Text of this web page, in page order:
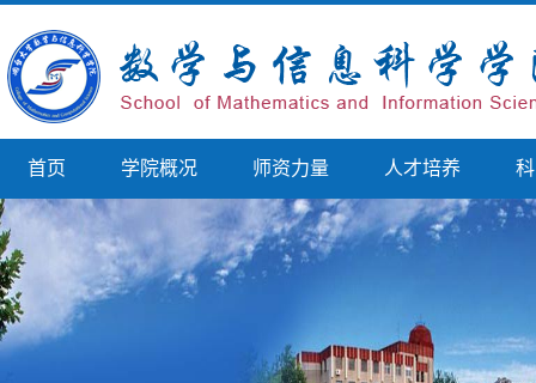
首页 学院概况 师资力量 人才培养